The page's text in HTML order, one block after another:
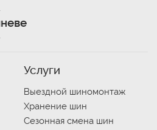
Услуги
Выездной шиномонтаж
Хранение шин
Сезонная смена шин